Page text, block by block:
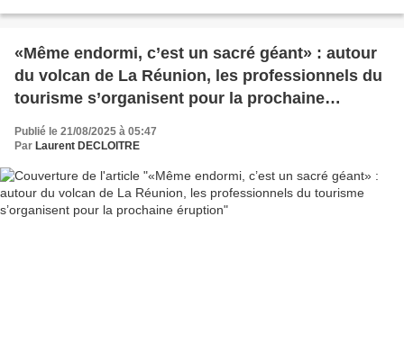
«Même endormi, c’est un sacré géant» : autour
du volcan de La Réunion, les professionnels du
tourisme s’organisent pour la prochaine
éruption
Publié le 21/08/2025 à 05:47
Par Laurent DECLOITRE